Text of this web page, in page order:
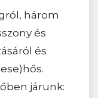
három
és
és
járunk: